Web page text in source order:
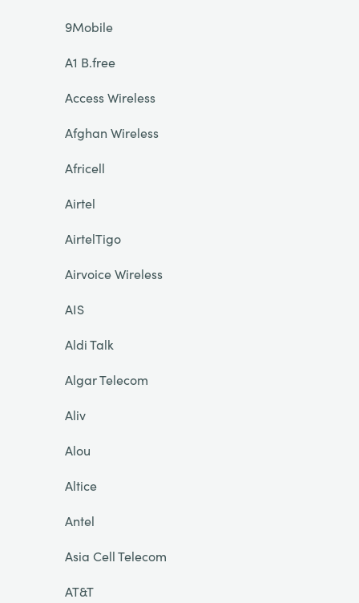
9Mobile
A1 B.free
Access Wireless
Afghan Wireless
Africell
Airtel
AirtelTigo
Airvoice Wireless
AIS
Aldi Talk
Algar Telecom
Aliv
Alou
Altice
Antel
Asia Cell Telecom
AT&T